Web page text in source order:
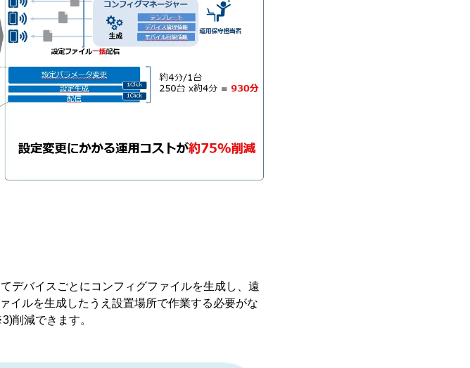
デバイスごとにコンフィグファイルを生成し、遠
イルを生成したうえ設置場所で作業する必要がな
削減できます。